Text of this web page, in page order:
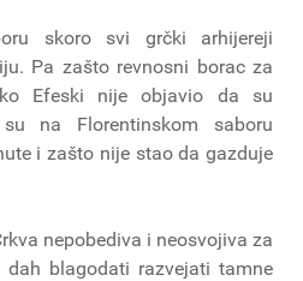
skoro svi grčki arhijereji
Pa zašto revnosni borac za
Efeski nije objavio da su
na Florentinskom saboru
i zašto nije stao da gazduje
nepobediva i neosvojiva za
blagodati razvejati tamne